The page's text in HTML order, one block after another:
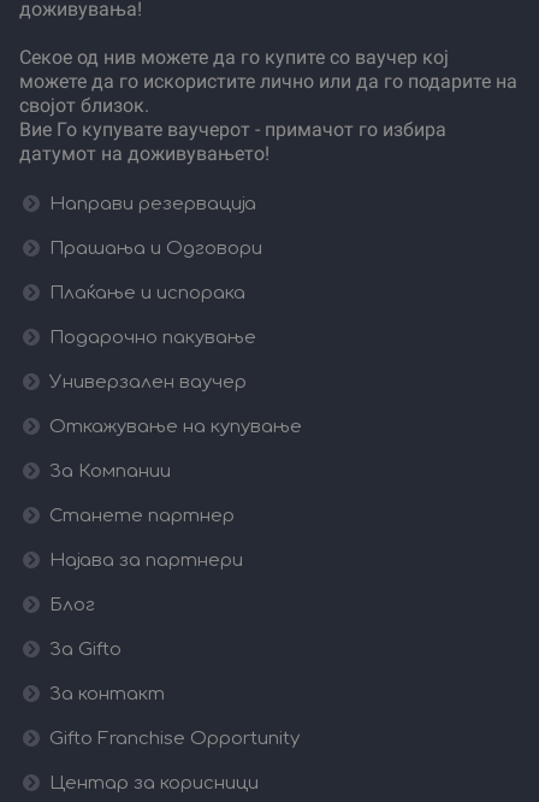
доживувања!
Секое од нив можете да го купите со ваучер кој
можете да го искористите лично или да го подарите на
својот близок.
Вие Го купувате ваучерот - примачот го избира
датумот на доживувањето!
Направи резервација
Прашања и Одговори
Плаќање и испорака
Подарочно пакување
Универзален ваучер
Откажување на купување
За Компании
Станете партнер
Најава за партнери
Блог
За Gifto
За контакт
Gifto Franchise Opportunity
Центар за корисници